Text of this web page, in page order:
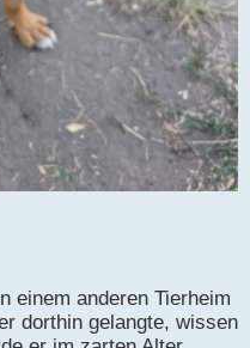
einem anderen Tierheim
dorthin gelangte, wissen